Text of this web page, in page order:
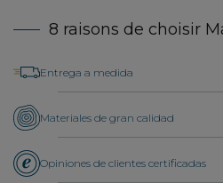
8 raisons de choisir
Entrega a medida
Materiales de gran calidad
Opiniones de clientes certificadas